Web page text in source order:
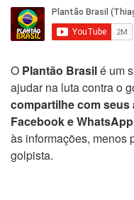
O Plantão Brasilé um
ajudar na luta contra o
compartilhe com
Facebook e WhatsApp
às informações, menos
golpista.